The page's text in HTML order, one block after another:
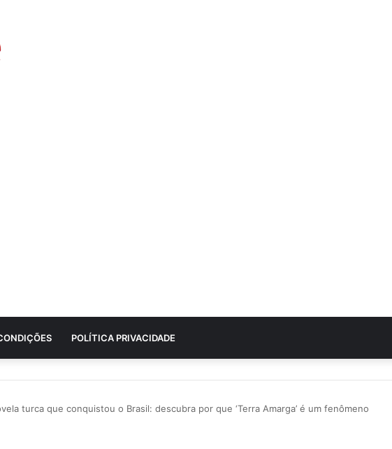
POLÍTICA PRIVACIDADE
turca que conquistou o Brasil: descubra por que ‘Terra Amarga’ é um fenômeno